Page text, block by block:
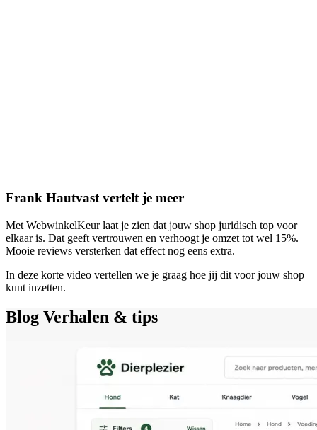
Frank Hautvast vertelt je meer
Met WebwinkelKeur laat je zien dat jouw shop juridisch top voor
elkaar is. Dat geeft vertrouwen en verhoogt je omzet tot wel 15%.
Mooie reviews versterken dat effect nog eens extra.
In deze korte video vertellen we je graag hoe jij dit voor jouw shop
kunt inzetten.
Blog Verhalen & tips